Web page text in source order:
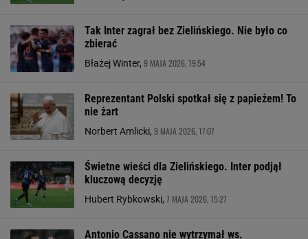
Tak Inter zagrał bez Zielińskiego. Nie było co
zbierać
Błażej Winter, 9 MAJA 2026, 19:54
Reprezentant Polski spotkał się z papieżem! To
nie żart
Norbert Amlicki, 9 MAJA 2026, 17:07
Świetne wieści dla Zielińskiego. Inter podjął
kluczową decyzję
Hubert Rybkowski, 7 MAJA 2026, 15:27
Antonio Cassano nie wytrzymał ws.